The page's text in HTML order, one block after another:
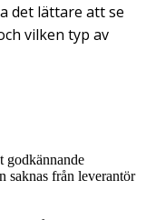
det lättare att se
vilken typ av
godkännande
saknas från leverantör